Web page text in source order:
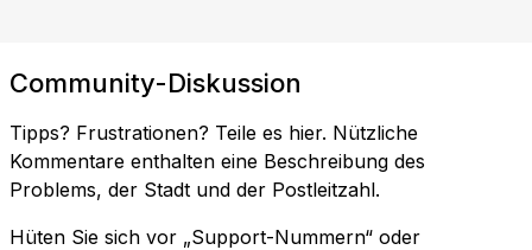
Community-Diskussion
Tipps? Frustrationen? Teile es hier. Nützliche
Kommentare enthalten eine Beschreibung des
Problems, der Stadt und der Postleitzahl.
Hüten Sie sich vor „Support-Nummern“ oder